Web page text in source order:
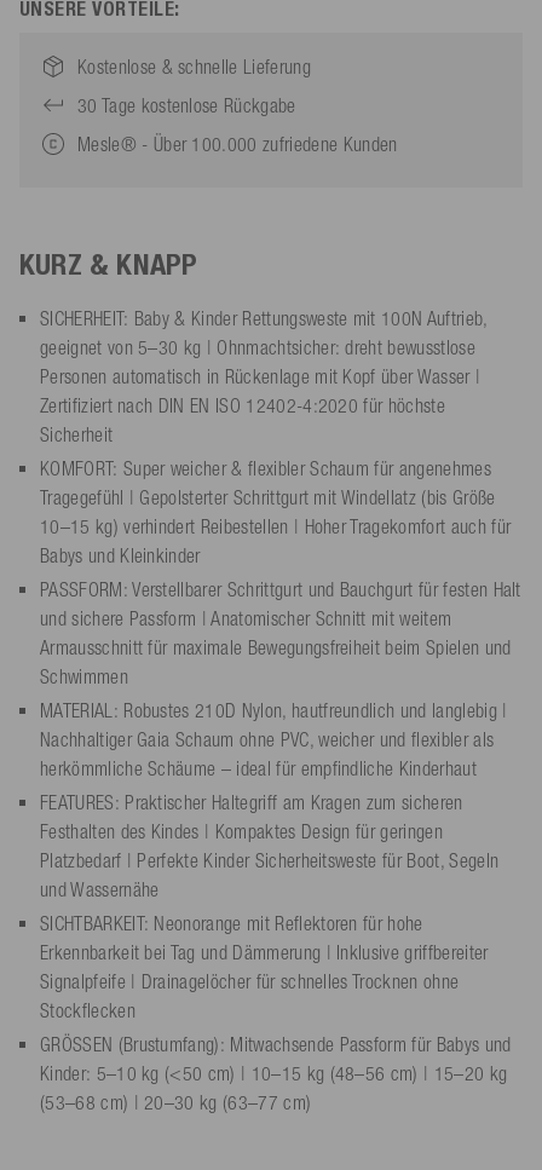
UNSERE VORTEILE:
Kostenlose & schnelle Lieferung
30 Tage kostenlose Rückgabe
Mesle® - Über 100.000 zufriedene Kunden
KURZ & KNAPP
SICHERHEIT: Baby & Kinder Rettungsweste mit 100N Auftrieb,
geeignet von 5–30 kg | Ohnmachtsicher: dreht bewusstlose
Personen automatisch in Rückenlage mit Kopf über Wasser |
Zertifiziert nach DIN EN ISO 12402-4:2020 für höchste
Sicherheit
KOMFORT: Super weicher & flexibler Schaum für angenehmes
Tragegefühl | Gepolsterter Schrittgurt mit Windellatz (bis Größe
10–15 kg) verhindert Reibestellen | Hoher Tragekomfort auch für
Babys und Kleinkinder
PASSFORM: Verstellbarer Schrittgurt und Bauchgurt für festen Halt
und sichere Passform | Anatomischer Schnitt mit weitem
Armausschnitt für maximale Bewegungsfreiheit beim Spielen und
Schwimmen
MATERIAL: Robustes 210D Nylon, hautfreundlich und langlebig |
Nachhaltiger Gaia Schaum ohne PVC, weicher und flexibler als
herkömmliche Schäume – ideal für empfindliche Kinderhaut
FEATURES: Praktischer Haltegriff am Kragen zum sicheren
Festhalten des Kindes | Kompaktes Design für geringen
Platzbedarf | Perfekte Kinder Sicherheitsweste für Boot, Segeln
und Wassernähe
SICHTBARKEIT: Neonorange mit Reflektoren für hohe
Erkennbarkeit bei Tag und Dämmerung | Inklusive griffbereiter
Signalpfeife | Drainagelöcher für schnelles Trocknen ohne
Stockflecken
GRÖSSEN (Brustumfang): Mitwachsende Passform für Babys und
Kinder: 5–10 kg (<50 cm) | 10–15 kg (48–56 cm) | 15–20 kg
(53–68 cm) | 20–30 kg (63–77 cm)